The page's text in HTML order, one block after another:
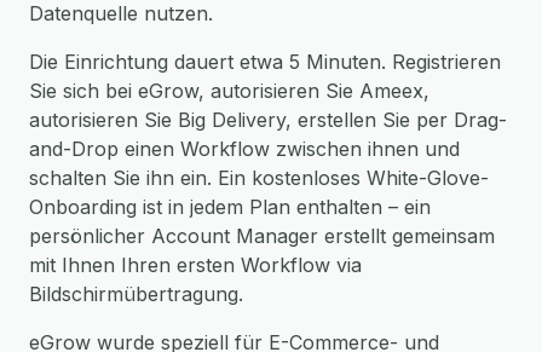
Datenquelle nutzen.
Die Einrichtung dauert etwa 5 Minuten. Registrieren
Sie sich bei eGrow, autorisieren Sie Ameex,
autorisieren Sie Big Delivery, erstellen Sie per Drag-
and-Drop einen Workflow zwischen ihnen und
schalten Sie ihn ein. Ein kostenloses White-Glove-
Onboarding ist in jedem Plan enthalten – ein
persönlicher Account Manager erstellt gemeinsam
mit Ihnen Ihren ersten Workflow via
Bildschirmübertragung.
eGrow wurde speziell für E-Commerce- und